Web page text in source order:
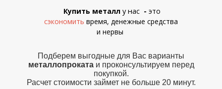
Купить металл у нас - это
сэкономить время, денежные средства
и нервы
Подберем выгодные для Вас варианты
металлопрокатаи проконсультируем перед
покупкой.
Расчет стоимости займет не больше 20 минут.